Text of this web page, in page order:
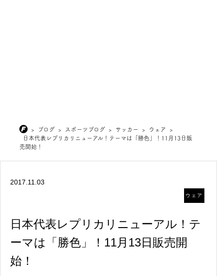
> ブログ > スポーツブログ > サッカー > ウェア
>
日本代表レプリカリニューアル！テーマは「勝色」！11月13日販
売開始！
2017.11.03
ウェア
日本代表レプリカリニューアル！テ
ーマは「勝色」！11月13日販売開
始！